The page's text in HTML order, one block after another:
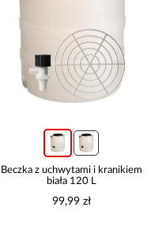
Beczka z uchwytami i kranikiem
biała 120 L
99,99 zł